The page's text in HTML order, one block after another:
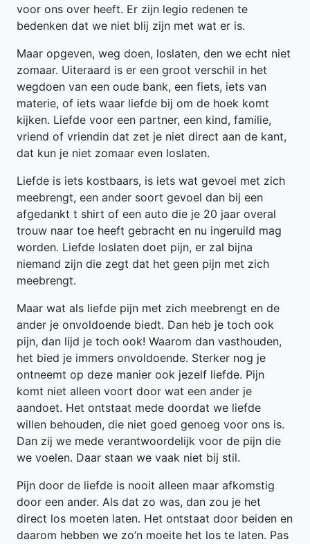
voor ons over heeft. Er zijn legio redenen te
bedenken dat we niet blij zijn met wat er is.
Maar opgeven, weg doen, loslaten, den we echt niet
zomaar. Uiteraard is er een groot verschil in het
wegdoen van een oude bank, een fiets, iets van
materie, of iets waar liefde bij om de hoek komt
kijken. Liefde voor een partner, een kind, familie,
vriend of vriendin dat zet je niet direct aan de kant,
dat kun je niet zomaar even loslaten.
Liefde is iets kostbaars, is iets wat gevoel met zich
meebrengt, een ander soort gevoel dan bij een
afgedankt t shirt of een auto die je 20 jaar overal
trouw naar toe heeft gebracht en nu ingeruild mag
worden. Liefde loslaten doet pijn, er zal bijna
niemand zijn die zegt dat het geen pijn met zich
meebrengt.
Maar wat als liefde pijn met zich meebrengt en de
ander je onvoldoende biedt. Dan heb je toch ook
pijn, dan lijd je toch ook! Waarom dan vasthouden,
het bied je immers onvoldoende. Sterker nog je
ontneemt op deze manier ook jezelf liefde. Pijn
komt niet alleen voort door wat een ander je
aandoet. Het ontstaat mede doordat we liefde
willen behouden, die niet goed genoeg voor ons is.
Dan zij we mede verantwoordelijk voor de pijn die
we voelen. Daar staan we vaak niet bij stil.
Pijn door de liefde is nooit alleen maar afkomstig
door een ander. Als dat zo was, dan zou je het
direct los moeten laten. Het ontstaat door beiden en
daarom hebben we zo’n moeite het los te laten. Pas